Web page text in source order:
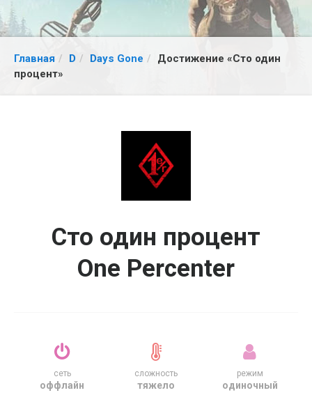
Главная D Days Gone
Достижение «Сто один
процент»
Сто один процент
One Percenter
сеть
оффлайн
сложность
тяжело
режим
одиночный